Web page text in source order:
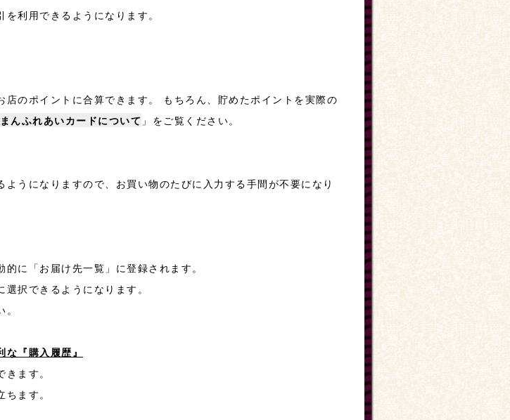
利用できるようになります。
のポイントに合算できます。 もちろん、貯めたポイントを実際の
んふれあいカードについて 」をご覧ください。
うになりますので、お買い物のたびに入力する手間が不要になり
に「お届け先一覧」に登録されます。
択できるようになります。
『購入履歴』
ます。
ます。